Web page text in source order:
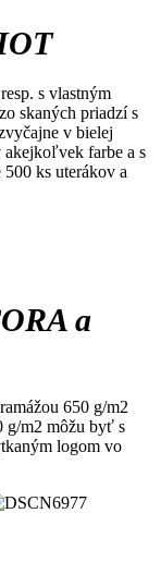
s vlastným
skaných priadzí s
v bielej
farbe a s
ks uterákov a
a
650 g/m2
g/m2 môžu byť s
logom vo